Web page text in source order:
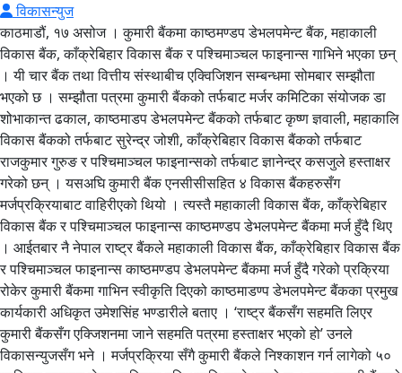
विकासन्युज
काठमाडौं, १७ असोज । कुमारी बैंकमा काष्ठमण्डप डेभलपमेन्ट बैंक, महाकाली
विकास बैंक, काँक्रेबिहार विकास बैंक र पश्चिमाञ्चल फाइनान्स गाभिने भएका छन्
। यी चार बैंक तथा वित्तीय संस्थाबीच एक्विजिशन सम्बन्धमा सोमबार सम्झौता
भएको छ । सम्झौता पत्रमा कुमारी बैंकको तर्फबाट मर्जर कमिटिका संयोजक डा
शोभाकान्त ढकाल, काष्ठमाडप डेभलपमेन्ट बैंकको तर्फबाट कृष्ण ज्ञवाली, महाकालि
विकास बैंकको तर्फबाट सुरेन्द्र जोशी, काँक्रेबिहार विकास बैंकको तर्फबाट
राजकुमार गुरुङ र पश्चिमाञ्चल फाइनान्सको तर्फबाट ज्ञानेन्द्र कसजुले हस्ताक्षर
गरेको छन् । यसअघि कुमारी बैंक एनसीसीसहित ४ विकास बैंकहरुसँग
मर्जप्रक्रियाबाट वाहिरीएको थियो । त्यस्तै महाकाली विकास बैंक, काँक्रेबिहार
विकास बैंक र पश्चिमाञ्चल फाइनान्स काष्ठमण्डप डेभलपमेन्ट बैंकमा मर्ज हुँदै थिए
। आईतबार नै नेपाल राष्ट्र बैंकले महाकाली विकास बैंक, काँक्रेबिहार विकास बैंक
र पश्चिमाञ्चल फाइनान्स काष्ठमण्डप डेभलपमेन्ट बैंकमा मर्ज हुँदै गरेको प्रक्रिया
रोकेर कुमारी बैंकमा गाभिन स्वीकृति दिएको काष्ठमाडण्प डेभलपमेन्ट बैंकका प्रमुख
कार्यकारी अधिकृत उमेशसिंह भण्डारीले बताए । ‘राष्ट्र बैंकसँग सहमति लिएर
कुमारी बैंकसँग एक्जिशनमा जाने सहमति पत्रमा हस्ताक्षर भएको हो’ उनले
विकासन्युजसँग भने । मर्जप्रक्रिया सँगै कुमारी बैंकले निश्काशन गर्न लागेको ५०